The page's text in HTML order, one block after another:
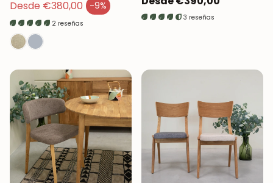
Desde €380,00 -9%
Precio de venta
Precio regular
2 reseñas
regular
3 reseñas